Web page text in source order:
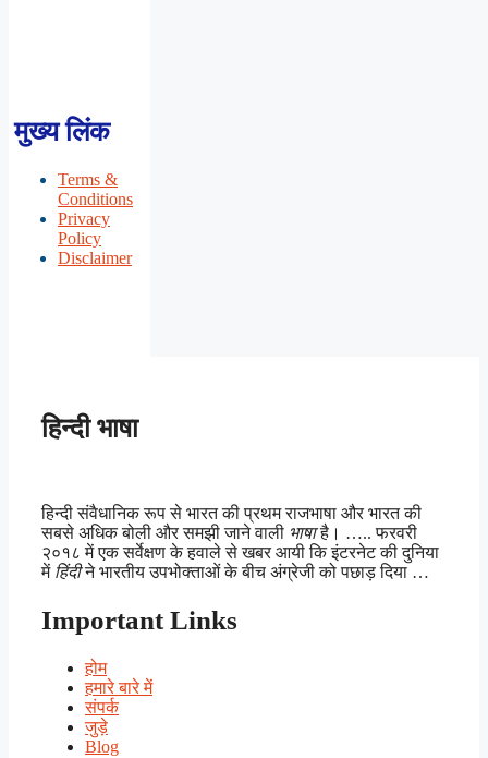
मुख्य लिंक
Terms &
Conditions
Privacy
Policy
Disclaimer
हिन्दी भाषा
हिन्दी संवैधानिक रूप से भारत की प्रथम राजभाषा और भारत की
सबसे अधिक बोली और समझी जाने वाली भाषाहै। ….. फरवरी
२०१८ में एक सर्वेक्षण के हवाले से खबर आयी कि इंटरनेट की दुनिया
में हिंदीने भारतीय उपभोक्ताओं के बीच अंग्रेजी को पछाड़ दिया …
Important Links
होम
हमारे बारे में
संपर्क
जुड़े
Blog